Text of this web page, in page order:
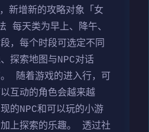
新增新的攻略对象「女
每天类为早上、降午、
，每个时段可选定不同
探索地图与NPC对话
随着游戏的进入行，可
互动的角色会越来越
的NPC和可以玩的小游
上探索的乐趣。 透过社